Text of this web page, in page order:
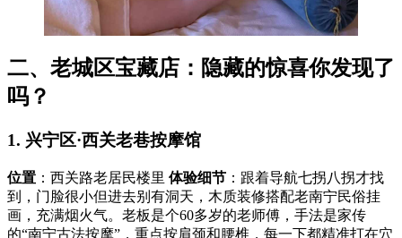
二、老城区宝藏店：隐藏的惊喜你发现了
吗？
1. 兴宁区·西关老巷按摩馆
位置 ：西关路老居民楼里 体验细节 ：跟着导航七拐八拐才找
到，门脸很小但进去别有洞天，木质装修搭配老南宁民俗挂
画，充满烟火气。老板是个60多岁的老师傅，手法是家传
的“南宁古法按摩”，重点按肩颈和腰椎，每一下都精准打在穴